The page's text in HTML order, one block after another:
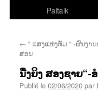
Paltalk
← “ ແສງແຫ່ງທັມ “ -ຜົນງ
ສອນ
ນື່ງຍິງ ສອງຊາຍ“-
Publié le02/06/2020par